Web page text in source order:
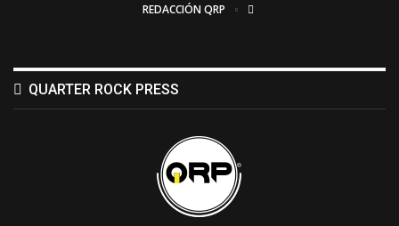
REDACCIÓN QRP
QUARTER ROCK PRESS